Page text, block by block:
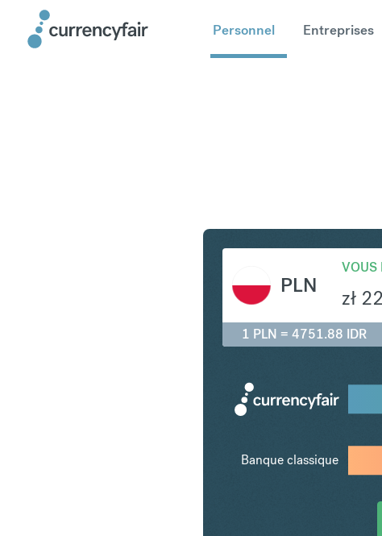
Personnel Entreprises
PLN
VOUS
zł
1 PLN = 4751.88 IDR
Banque classique